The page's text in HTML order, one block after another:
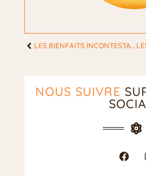
LES BIENFAITS INCONTESTABLES DE L’EAU DEBONNEVAL
NOUS SUIVRE